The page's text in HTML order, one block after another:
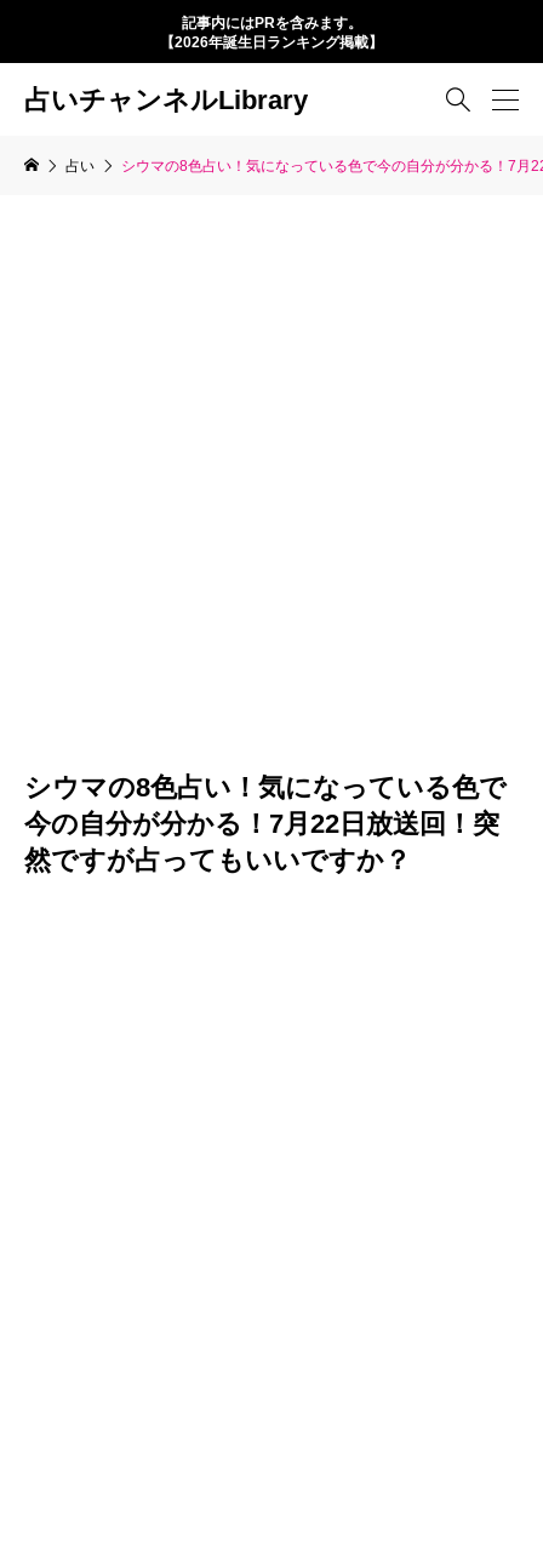
記事内にはPRを含みます。
【2026年誕生日ランキング掲載】
占いチャンネルLibrary 
占い シウマの8色占い！気になっている色で今の自分が分かる！7月
シウマの8色占い！気になっている色で
今の自分が分かる！7月22日放送回！突
然ですが占ってもいいですか？